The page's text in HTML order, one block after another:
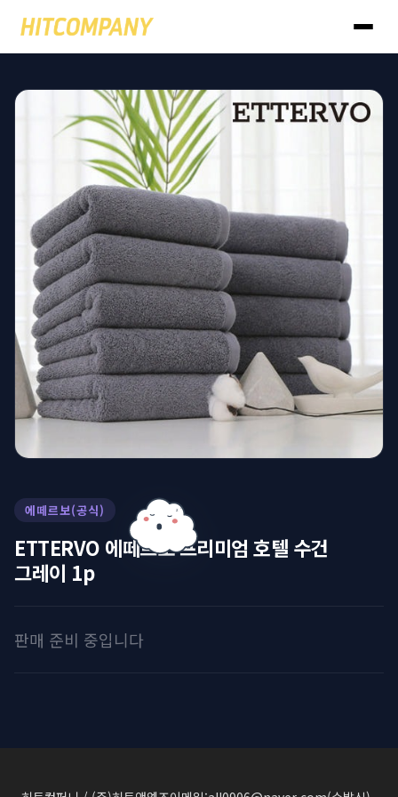
에떼르보(공식)
ETTERVO 에떼르보 프리미엄 호텔 수건
그레이 1p
판매 준비 중입니다
z